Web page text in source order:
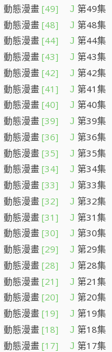
動態漫畫 [49] J 第49集
動態漫畫 [48] J 第48集
動態漫畫 [44] J 第44集
動態漫畫 [43] J 第43集
動態漫畫 [42] J 第42集
動態漫畫 [41] J 第41集
動態漫畫 [40] J 第40集
動態漫畫 [39] J 第39集
動態漫畫 [36] J 第36集
動態漫畫 [35] J 第35集
動態漫畫 [34] J 第34集
動態漫畫 [33] J 第33集
動態漫畫 [32] J 第32集
動態漫畫 [31] J 第31集
動態漫畫 [30] J 第30集
動態漫畫 [29] J 第29集
動態漫畫 [28] J 第28集
動態漫畫 [21] J 第21集
動態漫畫 [20] J 第20集
動態漫畫 [19] J 第19集
動態漫畫 [18] J 第18集
動態漫畫 [17] J 第17集